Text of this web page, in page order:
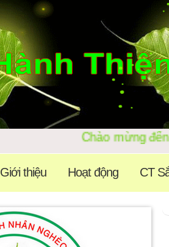
Chào
Giới thiệu Hoạt động CT